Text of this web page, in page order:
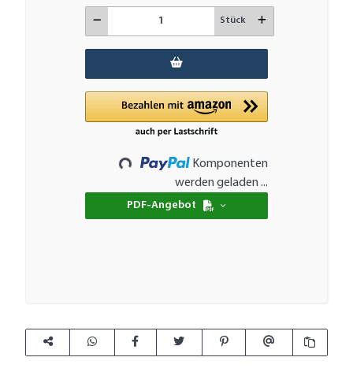
Stück
Loading...
Komponenten
werden geladen ...
PDF-Angebot